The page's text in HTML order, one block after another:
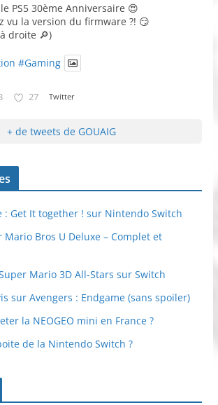
PS5 30ème Anniversaire 😍
vu la version du firmware ?! 😏
droite 🔎)
#Gaming
27 Twitter
+ de tweets de GOUAIG
: Get It together ! sur Nintendo Switch
Mario Bros U Deluxe – Complet et
Mario 3D All-Stars sur Switch
sur Avengers : Endgame (sans spoiler)
la NEOGEO mini en France ?
de la Nintendo Switch ?